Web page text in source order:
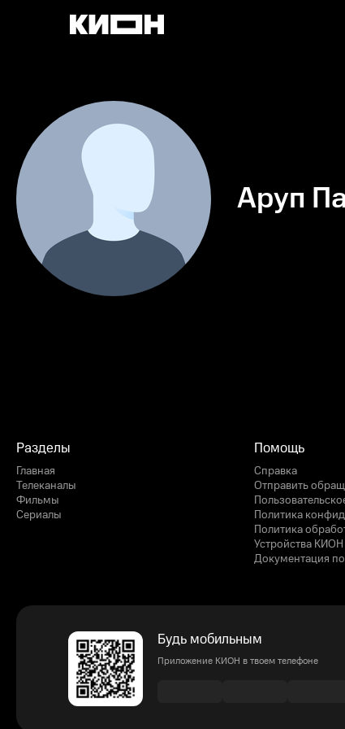
Аруп
Разделы
Главная
Телеканалы
Фильмы
Сериалы
Помощь
Справка
Отправить
Политика
Политика
Устройства
Документация
Будь мобильным
Приложение КИОН в твоем телефоне